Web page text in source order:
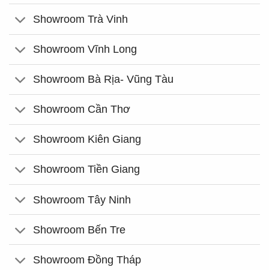
Showroom Trà Vinh
Showroom Vĩnh Long
Showroom Bà Rịa- Vũng Tàu
Showroom Cần Thơ
Showroom Kiên Giang
Showroom Tiền Giang
Showroom Tây Ninh
Showroom Bến Tre
Showroom Đồng Tháp